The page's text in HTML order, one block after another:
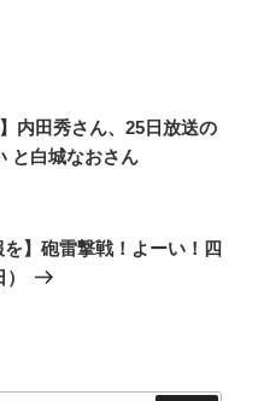
内田秀さん、25日放送の
と白城なおさん
を】砲雷撃戦！よーい！四